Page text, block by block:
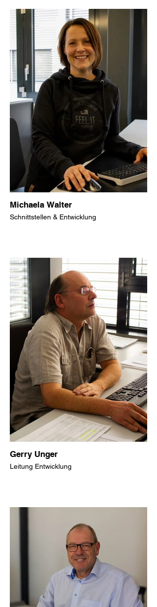
Michaela Walter
Schnittstellen & Entwicklung
Gerry Unger
Leitung Entwicklung